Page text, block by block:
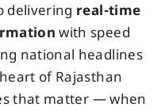
delivering real-time
with speed
national headlines
of Rajasthan
that matter — when